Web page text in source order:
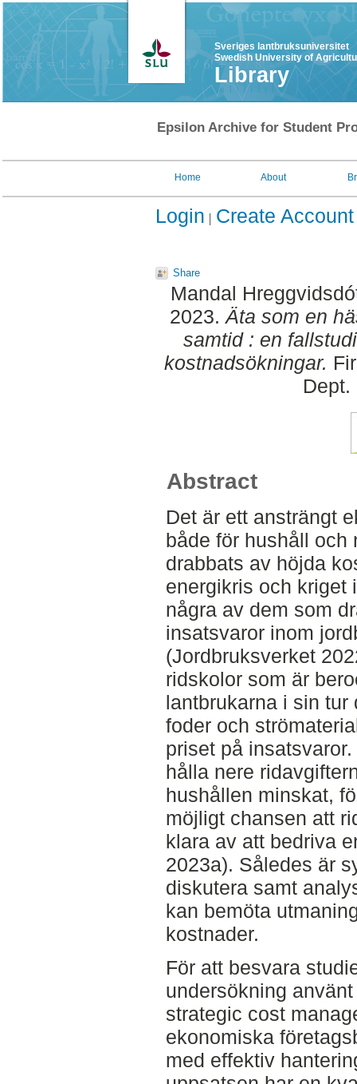
Sveriges lantbruksuniversitet
Swedish University of
Library
Epsilon Archive for Student
Home About
Login Create Account
Share
Mandal
2023.Äta som en
samtid : en
kostnadsökningar.
Abstract
Det är ett ansträngt
både för hushåll och
drabbats av höjda
energikris och kriget
några av dem som
insatsvaror inom
(Jordbruksverket
ridskolor som är
lantbrukarna i sin tur
foder och
priset på
hålla nere
hushållen minskat,
möjligt chansen att
klara av att bedriva
2023a). Således är
diskutera samt
kan bemöta
kostnader.
För att besvara
undersökning
strategic cost
ekonomiska
med effektiv